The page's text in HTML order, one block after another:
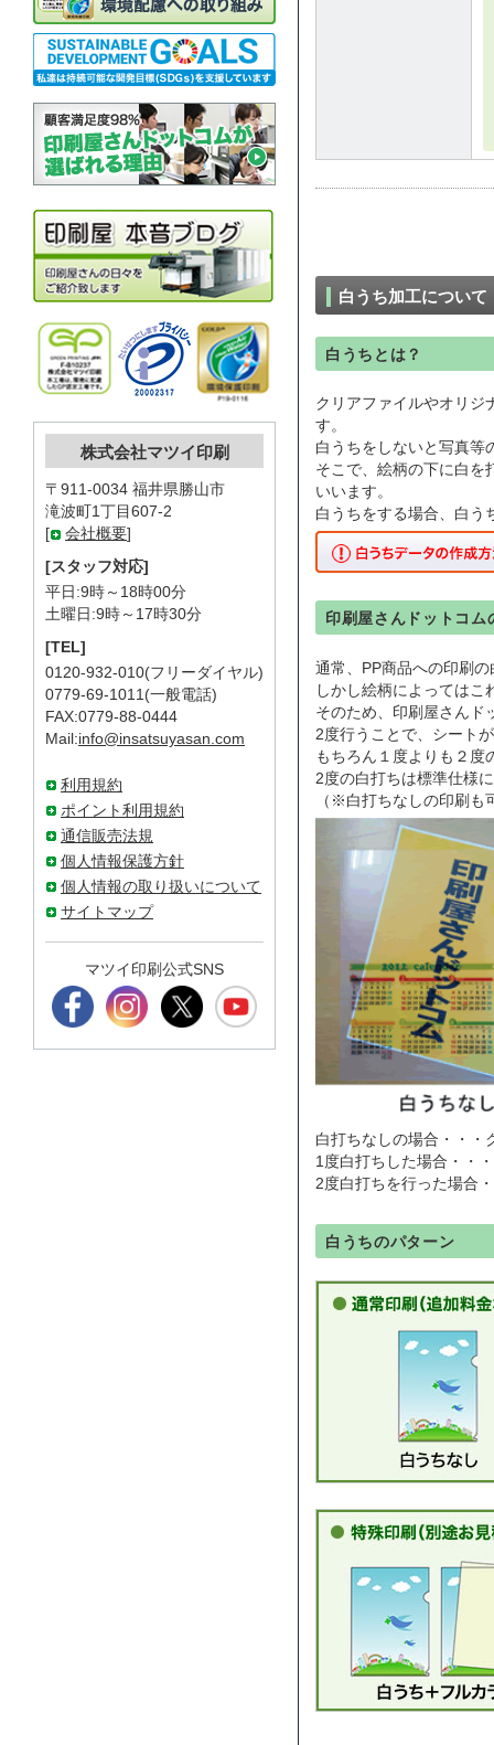
白うち加工について
白うちとは？
クリアファイルやオリジ
す。
白うちをしないと写真等
そこで、絵柄の下に白を
いいます。
白うちをする場合、白う
印刷屋さんドットコ
通常、PP商品への印刷
しかし絵柄によってはこ
そのため、印刷屋さんド
2度行うことで、シート
もちろん１度よりも２度
2度の白打ちは標準仕様
（※白打ちなしの印刷も
白打ちなしの場合・・・
1度白打ちした場合・・
2度白打ちを行った場合
白うちのパターン
株式会社マツイ印刷
〒911-0034 福井県勝山市
滝波町1丁目607-2
[
会社概要]
[スタッフ対応]
平日:9時～18時00分
土曜日:9時～17時30分
[TEL]
0120-932-010(フリーダイヤル)
0779-69-1011(一般電話)
FAX:0779-88-0444
Mail:info@insatsuyasan.com
利用規約
ポイント利用規約
通信販売法規
個人情報保護方針
個人情報の取り扱いについて
サイトマップ
マツイ印刷公式SNS